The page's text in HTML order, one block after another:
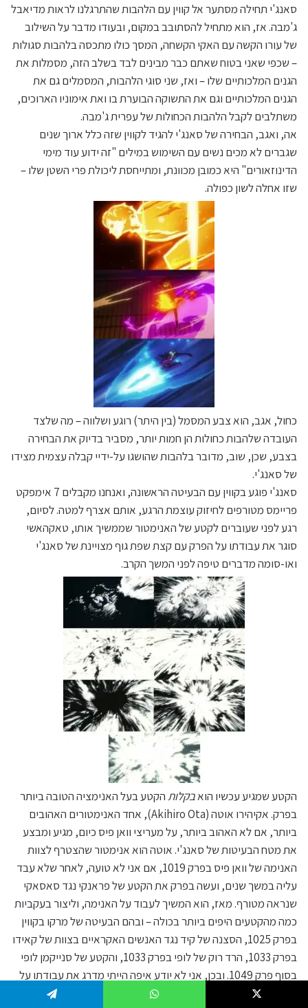
סאנג'י תחילה מסתער אל קווין עם הלהבות שהתרגלנו לראות מדיאבל
ג'מבה. אז, הוא מתחיל להסתובב במקום, ובעודו מדבר על השילוב
של עורו הקשה עם האקי הקשחה, המסך כולו מתכסה בלהבות סגולות
– שכפי שאני בטוח שאתם כבר מבינים לבד בשלב הזה, מסמלות את
הגנים המלכותיים שלו – ואז, שני סוגי הלהבות, המסמלים גם את
הגנים המלכותיים וגם את התשוקה הבוערת בו ואת אימוניו הארוכים,
משתלבים לקבל הלהבות הכחולות של עפרית ג'מבה.
אה, ואגב, הבחירה של סאנג'י להגיד לקווין שזה כלל ארוך שנים
שגברים לא מכים נשים עם השימוש במילים "זה ידוע עוד מימי
הדינוזאורים" היא כמובן מכוונת, ומתייחסת ליכולת פרי השטן שלו –
שזו אחלה לשון כפולה.
כחול, אגב, הוא צבע המסמל (בין היתר) רוגע ושלווה – מה שלצד
העובדה שלהבות כחולות הן חמות יותר, מסביר בדיוק את הבחירה
בצבע, שכן, שוב, מדובר בלהבות שהושגו על-ידיי קבלה עצמית מצידו
של סאנג'י.
סאנג'י פוגע בקווין עם הבעיטה הראשונה, ואנחנו מקבלים 7 אימפקט
פריימס מטורפים לחיזוק עוצמת הרגע, אותם אצרף למטה. לסיום,
רגע לפני שעוברים לקטע של האנימטור שממשיך אותו, טאקהאשי
סוגר את עבודתו על הפרק עם קצת שפת גוף מצויינת של סאנג'י
ואו-סומה מדברים טיפה לפני המשך הקרב.
הקטע שמגיע עכשיו הואבקלותהקטע בעל האנימציה הטובה ביותר
בפרק. אקיהירו אוטה (Akihiro Ota), אחד האנימטורים האהובים
ביותר, אם לא האהוב ביותר, על מעריצי וואן פיס כיום, מגיע ומבצע
את מטח הבעיטות של סאנג'י. אוטה הוא אנימטור שהצטרף לצוות
האנימה של וואן פיס בפרק 1019, אם אני לא טועה, לאחר שלא עבד
עליה במשך שנים, ועשה בפרק את הקטע של פראנקי נגד סאסאקי
שנראה מטורף. מאז, הוא המשיך לעבוד על האנימה, וליצור בעקביות
כמה מהקטעים היפים ביותר בכולה – ובהם הבעיטה של מרקו בקווין
בפרק 1025, הסצנה של קיד נגד האנשים האקראיים בצוות של קאידו
בפרק 1033, הרד רוק של לופי בפרק 1033, והקטע של סנייקמן לופי
בסוף פרק 1049. ובכן, אני לא יודע איפה הייתי מדרג את עבודתו על
הפרק הזה לעומת האחרות שלו, כי באמת שכול קטע שהוא עשה